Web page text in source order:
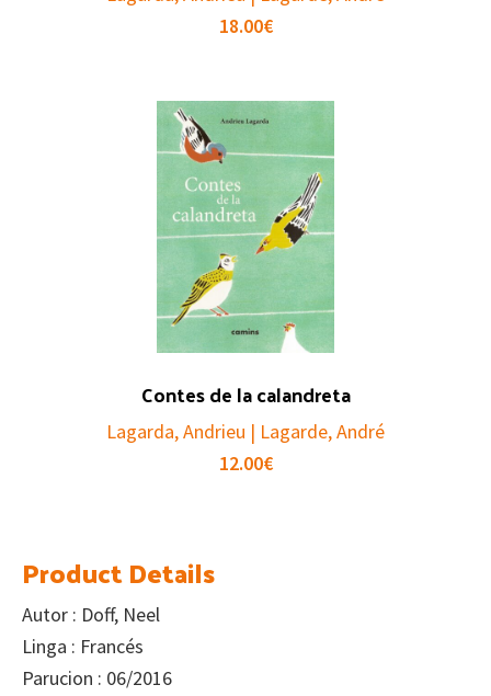
18.00€
Contes de la calandreta
Lagarda, Andrieu | Lagarde, André
12.00€
Product Details
Autor : Doff, Neel
Linga : Francés
Parucion : 06/2016